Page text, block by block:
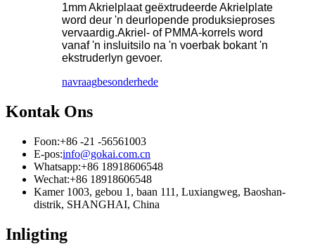
1mm Akrielplaat geëxtrudeerde Akrielplate
word deur 'n deurlopende produksieproses
vervaardig.Akriel- of PMMA-korrels word
vanaf 'n insluitsilo na 'n voerbak bokant 'n
ekstruderlyn gevoer.
navraagbesonderhede
Kontak Ons
Foon:+86 -21 -56561003
E-pos:info@gokai.com.cn
Whatsapp:+86 18918606548
Wechat:+86 18918606548
Kamer 1003, gebou 1, baan 111, Luxiangweg, Baoshan-
distrik, SHANGHAI, China
Inligting